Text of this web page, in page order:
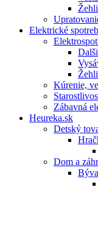
Elektrické
Kúrenie,
Zábavná
Heureka.sk
Detský
Dom a